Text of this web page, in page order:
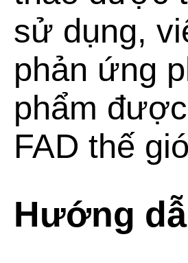
sử dụng,
phản ứng
phẩm
FAD thế
Hướng